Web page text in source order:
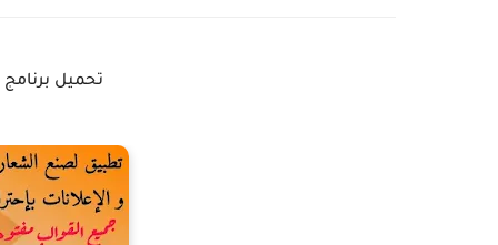
تحميل برنامج Flyer Maker مهكر للاندرويد